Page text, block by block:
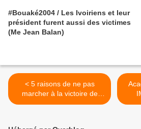
#Bouaké2004 / Les Ivoiriens et leur
président furent aussi des victimes
(Me Jean Balan)
< 5 raisons de ne pas
marcher à la victoire de
Ouattara